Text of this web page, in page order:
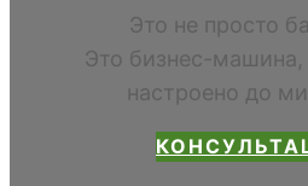
Это не просто
Это бизнес-машина,
настроено до